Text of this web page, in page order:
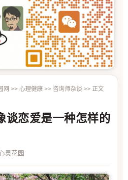
网 >> 心理健康 >> 咨询师杂谈 >> 正文
谈恋爱是一种怎样的
灵花园